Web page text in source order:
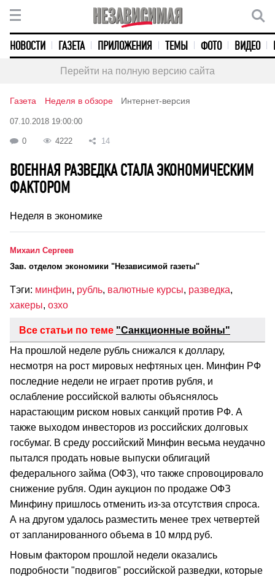
НОВОСТИ ГАЗЕТА ПРИЛОЖЕНИЯ ТЕМЫ ФОТО ВИДЕО
Перейти на полную версию сайта
Газета Неделя в обзоре Интернет-версия
07.10.2018 19:00:00
0 4222 14
ВОЕННАЯ РАЗВЕДКА СТАЛА ЭКОНОМИЧЕСКИМ
ФАКТОРОМ
Неделя в экономике
Михаил Сергеев
Зав. отделом экономики "Независимой газеты"
Тэги: минфин, рубль, валютные курсы, разведка,
хакеры, озхо
Все статьи по теме "Санкционные войны"
На прошлой неделе рубль снижался к доллару,
несмотря на рост мировых нефтяных цен. Минфин РФ
последние недели не играет против рубля, и
ослабление российской валюты объяснялось
нарастающим риском новых санкций против РФ. А
также выходом инвесторов из российских долговых
госбумаг. В среду российский Минфин весьма неудачно
пытался продать новые выпуски облигаций
федерального займа (ОФЗ), что также спровоцировало
снижение рубля. Один аукцион по продаже ОФЗ
Минфину пришлось отменить из-за отсутствия спроса.
А на другом удалось разместить менее трех четвертей
от запланированного объема в 10 млрд руб.
Новым фактором прошлой недели оказались
подробности "подвигов" российской разведки, которые